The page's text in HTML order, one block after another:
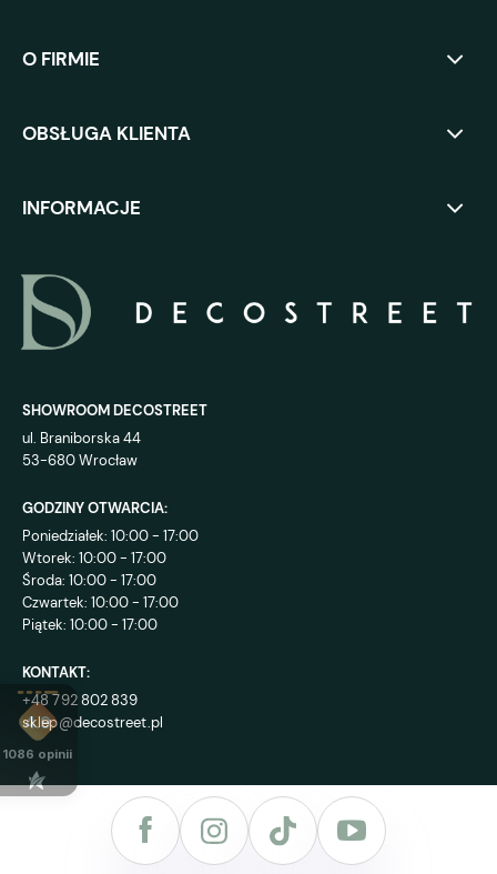
O FIRMIE
OBSŁUGA KLIENTA
INFORMACJE
SHOWROOM DECOSTREET
ul. Braniborska 44
53-680 Wrocław
GODZINY OTWARCIA:
Poniedziałek: 10:00 - 17:00
Wtorek: 10:00 - 17:00
Środa: 10:00 - 17:00
Czwartek: 10:00 - 17:00
Piątek: 10:00 - 17:00
KONTAKT:
+48 792 802 839
sklep@decostreet.pl
4.9
1086 opinii